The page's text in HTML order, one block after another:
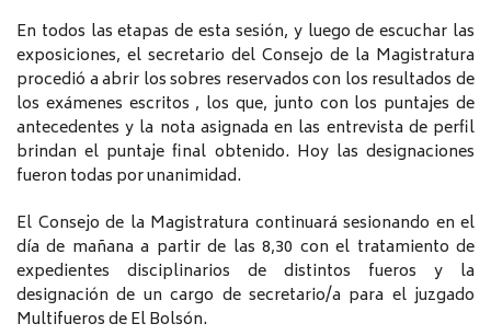
En todos las etapas de esta sesión, y luego de escuchar las
exposiciones, el secretario del Consejo de la Magistratura
procedió a abrir los sobres reservados con los resultados de
los exámenes escritos , los que, junto con los puntajes de
antecedentes y la nota asignada en las entrevista de perfil
brindan el puntaje final obtenido. Hoy las designaciones
fueron todas por unanimidad.
El Consejo de la Magistratura continuará sesionando en el
día de mañana a partir de las 8,30 con el tratamiento de
expedientes disciplinarios de distintos fueros y la
designación de un cargo de secretario/a para el juzgado
Multifueros de El Bolsón.